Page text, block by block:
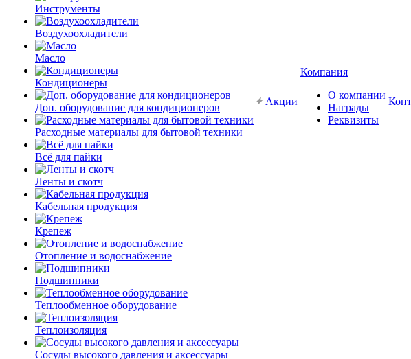
Инструменты
Воздухоохладители
Масло
Кондиционеры
Доп. оборудование для кондиционеров
Расходные материалы для бытовой техники
Всё для пайки
Ленты и скотч
Кабельная продукция
Крепеж
Отопление и водоснабжение
Подшипники
Теплообменное оборудование
Теплоизоляция
Сосуды высокого давления и аксессуары
Акции
Компания
О компании
Награды
Реквизиты